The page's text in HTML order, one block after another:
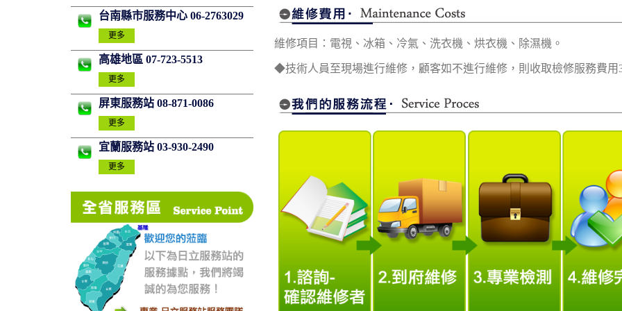
台南縣市服務中心 06-2763029
更多
高雄地區 07-723-5513
更多
屏東服務站 08-871-0086
更多
宜蘭服務站 03-930-2490
更多
維修項目：電視、冰箱、冷氣、洗衣機、烘衣機、除濕機。
◆技術人員至現場進行維修，顧客如不進行維修，則收取檢修服務費用